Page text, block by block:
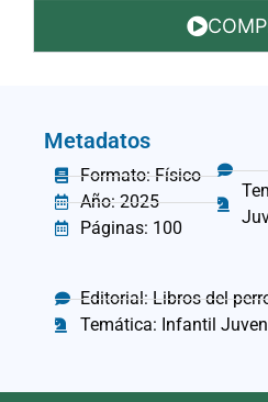
Metadatos
Formato: Físico
Año: 2025
Páginas: 100
Editorial: Libros del
Temática: Infantil